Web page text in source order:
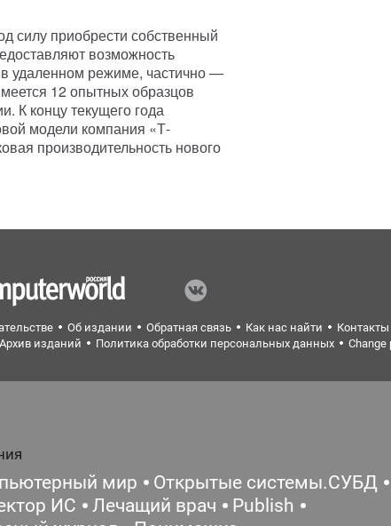
силу приобрести собственный
возможность
удаленном режиме, частично —
12 опытных образцов
К концу текущего года
модели компания «Т-
производительность нового
Об издании Обратная связь Как нас найти Контакты
Архив изданий Политика обработки персональных данных Change
мир
Открытые системы.СУБД
ИС
Лечащий врач
Publish